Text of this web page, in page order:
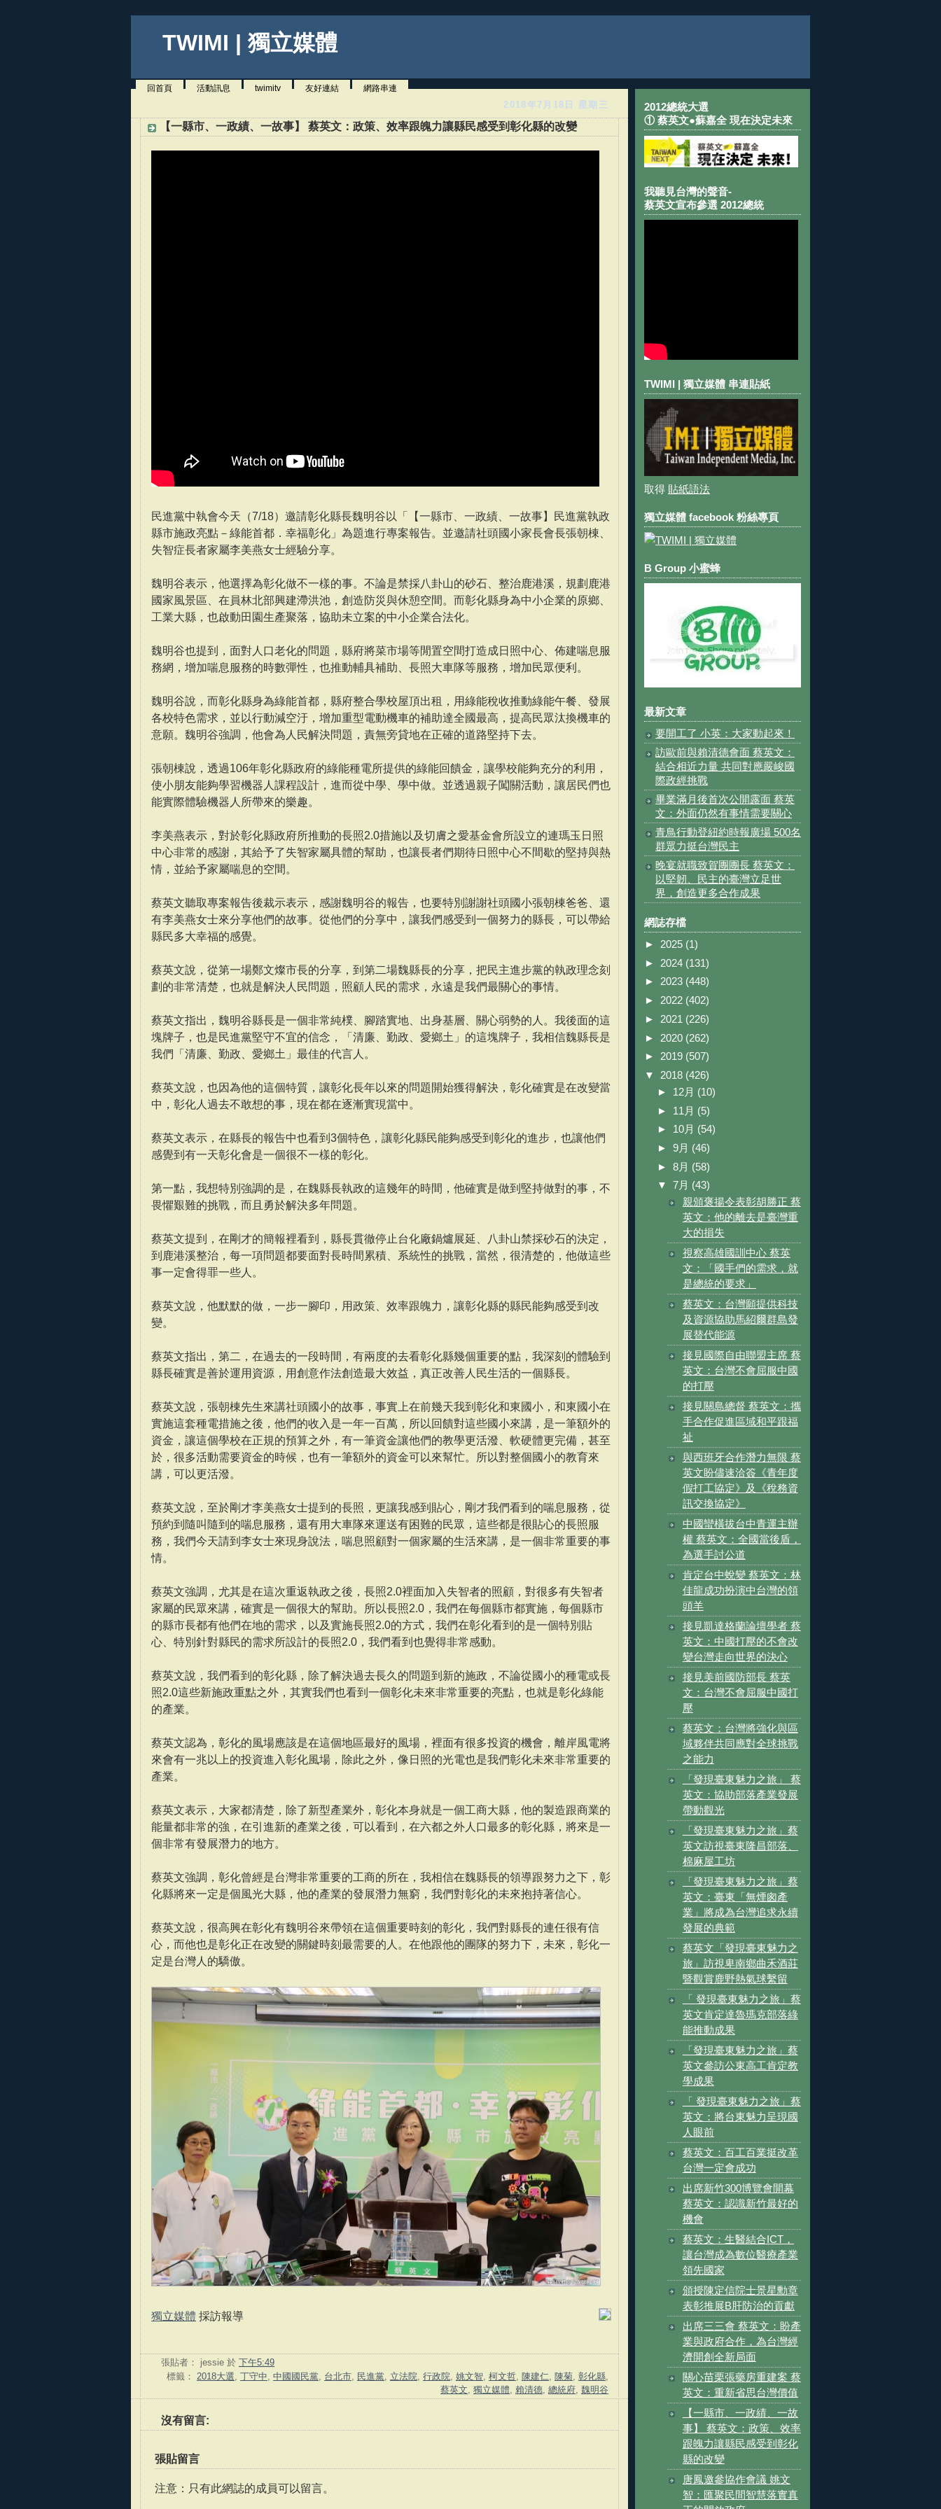
TWIMI | 獨立媒體
回首頁 活動訊息 twimitv 友好連結 網路串連
2018年7月18日 星期三
【一縣市、一政績、一故事】 蔡英文：政策、效率跟魄力讓縣民感受到彰化縣的改變
民進黨中執會今天（7/18）邀請彰化縣長魏明谷以「【一縣市、一政績、一故事】民進黨執政
縣市施政亮點－綠能首都．幸福彰化」為題進行專案報告。並邀請社頭國小家長會長張朝棟、
失智症長者家屬李美燕女士經驗分享。
魏明谷表示，他選擇為彰化做不一樣的事。不論是禁採八卦山的砂石、整治鹿港溪，規劃鹿港
國家風景區、在員林北部興建滯洪池，創造防災與休憩空間。而彰化縣身為中小企業的原鄉、
工業大縣，也啟動田園生產聚落，協助未立案的中小企業合法化。
魏明谷也提到，面對人口老化的問題，縣府將菜市場等閒置空間打造成日照中心、佈建喘息服
務網，增加喘息服務的時數彈性，也推動輔具補助、長照大車隊等服務，增加民眾便利。
魏明谷說，而彰化縣身為綠能首都，縣府整合學校屋頂出租，用綠能稅收推動綠能午餐、發展
各校特色需求，並以行動減空汙，增加重型電動機車的補助達全國最高，提高民眾汰換機車的
意願。魏明谷強調，他會為人民解決問題，責無旁貸地在正確的道路堅持下去。
張朝棟說，透過106年彰化縣政府的綠能種電所提供的綠能回饋金，讓學校能夠充分的利用，
使小朋友能夠學習機器人課程設計，進而從中學、學中做。並透過親子闖關活動，讓居民們也
能實際體驗機器人所帶來的樂趣。
李美燕表示，對於彰化縣政府所推動的長照2.0措施以及切膚之愛基金會所設立的連瑪玉日照
中心非常的感謝，其給予了失智家屬具體的幫助，也讓長者們期待日照中心不間歇的堅持與熱
情，並給予家屬喘息的空間。
蔡英文聽取專案報告後裁示表示，感謝魏明谷的報告，也要特別謝謝社頭國小張朝棟爸爸、還
有李美燕女士來分享他們的故事。從他們的分享中，讓我們感受到一個努力的縣長，可以帶給
縣民多大幸福的感覺。
蔡英文說，從第一場鄭文燦市長的分享，到第二場魏縣長的分享，把民主進步黨的執政理念刻
劃的非常清楚，也就是解決人民問題，照顧人民的需求，永遠是我們最關心的事情。
蔡英文指出，魏明谷縣長是一個非常純樸、腳踏實地、出身基層、關心弱勢的人。我後面的這
塊牌子，也是民進黨堅守不宜的信念，「清廉、勤政、愛鄉土」的這塊牌子，我相信魏縣長是
我們「清廉、勤政、愛鄉土」最佳的代言人。
蔡英文說，也因為他的這個特質，讓彰化長年以來的問題開始獲得解決，彰化確實是在改變當
中，彰化人過去不敢想的事，現在都在逐漸實現當中。
蔡英文表示，在縣長的報告中也看到3個特色，讓彰化縣民能夠感受到彰化的進步，也讓他們
感覺到有一天彰化會是一個很不一樣的彰化。
第一點，我想特別強調的是，在魏縣長執政的這幾年的時間，他確實是做到堅持做對的事，不
畏懼艱難的挑戰，而且勇於解決多年問題。
蔡英文提到，在剛才的簡報裡看到，縣長貫徹停止台化廠鍋爐展延、八卦山禁採砂石的決定，
到鹿港溪整治，每一項問題都要面對長時間累積、系統性的挑戰，當然，很清楚的，他做這些
事一定會得罪一些人。
蔡英文說，他默默的做，一步一腳印，用政策、效率跟魄力，讓彰化縣的縣民能夠感受到改
變。
蔡英文指出，第二，在過去的一段時間，有兩度的去看彰化縣幾個重要的點，我深刻的體驗到
縣長確實是善於運用資源，用創意作法創造最大效益，真正改善人民生活的一個縣長。
蔡英文說，張朝棟先生來講社頭國小的故事，事實上在前幾天我到彰化和東國小，和東國小在
實施這套種電措施之後，他們的收入是一年一百萬，所以回饋對這些國小來講，是一筆額外的
資金，讓這個學校在正規的預算之外，有一筆資金讓他們的教學更活潑、軟硬體更完備，甚至
於，很多活動需要資金的時候，也有一筆額外的資金可以來幫忙。所以對整個國小的教育來
講，可以更活潑。
蔡英文說，至於剛才李美燕女士提到的長照，更讓我感到貼心，剛才我們看到的喘息服務，從
預約到隨叫隨到的喘息服務，還有用大車隊來運送有困難的民眾，這些都是很貼心的長照服
務，我們今天請到李女士來現身說法，喘息照顧對一個家屬的生活來講，是一個非常重要的事
情。
蔡英文強調，尤其是在這次重返執政之後，長照2.0裡面加入失智者的照顧，對很多有失智者
家屬的民眾來講，確實是一個很大的幫助。所以長照2.0，我們在每個縣市都實施，每個縣市
的縣市長都有他們在地的需求，以及實施長照2.0的方式，我們在彰化看到的是一個特別貼
心、特別針對縣民的需求所設計的長照2.0，我們看到也覺得非常感動。
蔡英文說，我們看到的彰化縣，除了解決過去長久的問題到新的施政，不論從國小的種電或長
照2.0這些新施政重點之外，其實我們也看到一個彰化未來非常重要的亮點，也就是彰化綠能
的產業。
蔡英文認為，彰化的風場應該是在這個地區最好的風場，裡面有很多投資的機會，離岸風電將
來會有一兆以上的投資進入彰化風場，除此之外，像日照的光電也是我們彰化未來非常重要的
產業。
蔡英文表示，大家都清楚，除了新型產業外，彰化本身就是一個工商大縣，他的製造跟商業的
能量都非常的強，在引進新的產業之後，可以看到，在六都之外人口最多的彰化縣，將來是一
個非常有發展潛力的地方。
蔡英文強調，彰化曾經是台灣非常重要的工商的所在，我相信在魏縣長的領導跟努力之下，彰
化縣將來一定是個風光大縣，他的產業的發展潛力無窮，我們對彰化的未來抱持著信心。
蔡英文說，很高興在彰化有魏明谷來帶領在這個重要時刻的彰化，我們對縣長的連任很有信
心，而他也是彰化正在改變的關鍵時刻最需要的人。在他跟他的團隊的努力下，未來，彰化一
定是台灣人的驕傲。
獨立媒體 採訪報導
張貼者： jessie 於 下午5:49
標籤： 2018大選 丁守中 中國國民黨 台北市 民進黨 立法院 行政院 姚文智 柯文哲 陳建仁 陳菊 彰化縣
蔡英文 獨立媒體 賴清德 總統府 魏明谷
沒有留言:
張貼留言
注意：只有此網誌的成員可以留言。
2012總統大選
① 蔡英文●蘇嘉全 現在決定未來
我聽見台灣的聲音-
蔡英文宣布參選 2012總統
TWIMI | 獨立媒體 串連貼紙
取得 貼紙語法
獨立媒體 facebook 粉絲專頁
B Group 小蜜蜂
最新文章
要開工了 小英：大家動起來！
訪歐前與賴清德會面 蔡英文：
結合相近力量 共同對應嚴峻國
際政經挑戰
畢業滿月後首次公開露面 蔡英
文：外面仍然有事情需要關心
青鳥行動登紐約時報廣場 500名
群眾力挺台灣民主
晚宴就職致賀團團長 蔡英文：
以堅韌、民主的臺灣立足世
界，創造更多合作成果
網誌存檔
► 2025 (1)
► 2024 (131)
► 2023 (448)
► 2022 (402)
► 2021 (226)
► 2020 (262)
► 2019 (507)
▼ 2018 (426)
► 12月 (10)
► 11月 (5)
► 10月 (54)
► 9月 (46)
► 8月 (58)
▼ 7月 (43)
親頒褒揚令表彰胡勝正 蔡
英文：他的離去是臺灣重
大的損失
視察高雄國訓中心 蔡英
文：「國手們的需求，就
是總統的要求」
蔡英文：台灣願提供科技
及資源協助馬紹爾群島發
展替代能源
接見國際自由聯盟主席 蔡
英文：台灣不會屈服中國
的打壓
接見關島總督 蔡英文：攜
手合作促進區域和平跟福
祉
與西班牙合作潛力無限 蔡
英文盼儘速洽簽《青年度
假打工協定》及《稅務資
訊交換協定》
中國蠻橫拔台中青運主辦
權 蔡英文：全國當後盾，
為選手討公道
肯定台中蛻變 蔡英文：林
佳龍成功扮演中台灣的領
頭羊
接見凱達格蘭論壇學者 蔡
英文：中國打壓的不會改
變台灣走向世界的決心
接見美前國防部長 蔡英
文：台灣不會屈服中國打
壓
蔡英文：台灣將強化與區
域夥伴共同應對全球挑戰
之能力
「發現臺東魅力之旅」 蔡
英文：協助部落產業發展
帶動觀光
「發現臺東魅力之旅」蔡
英文訪視臺東隆昌部落、
棉麻屋工坊
「發現臺東魅力之旅」蔡
英文：臺東「無煙囪產
業」將成為台灣追求永續
發展的典範
蔡英文「發現臺東魅力之
旅」訪視卑南鄉曲禾酒莊
暨觀賞鹿野熱氣球繫留
「 發現臺東魅力之旅」蔡
英文肯定達魯瑪克部落綠
能推動成果
「發現臺東魅力之旅」蔡
英文參訪公東高工肯定教
學成果
「 發現臺東魅力之旅」蔡
英文：將台東魅力呈現國
人眼前
蔡英文：百工百業挺改革
台灣一定會成功
出席新竹300博覽會開幕
蔡英文：認識新竹最好的
機會
蔡英文：生醫結合ICT，
讓台灣成為數位醫療產業
領先國家
頒授陳定信院士景星勳章
表彰推展B肝防治的貢獻
出席三三會 蔡英文：盼產
業與政府合作，為台灣經
濟開創全新局面
關心苗栗張藥房重建案 蔡
英文：重新省思台灣價值
【一縣市、一政績、一故
事】 蔡英文：政策、效率
跟魄力讓縣民感受到彰化
縣的改變
唐鳳邀參協作會議 姚文
智：匯聚民間智慧落實真